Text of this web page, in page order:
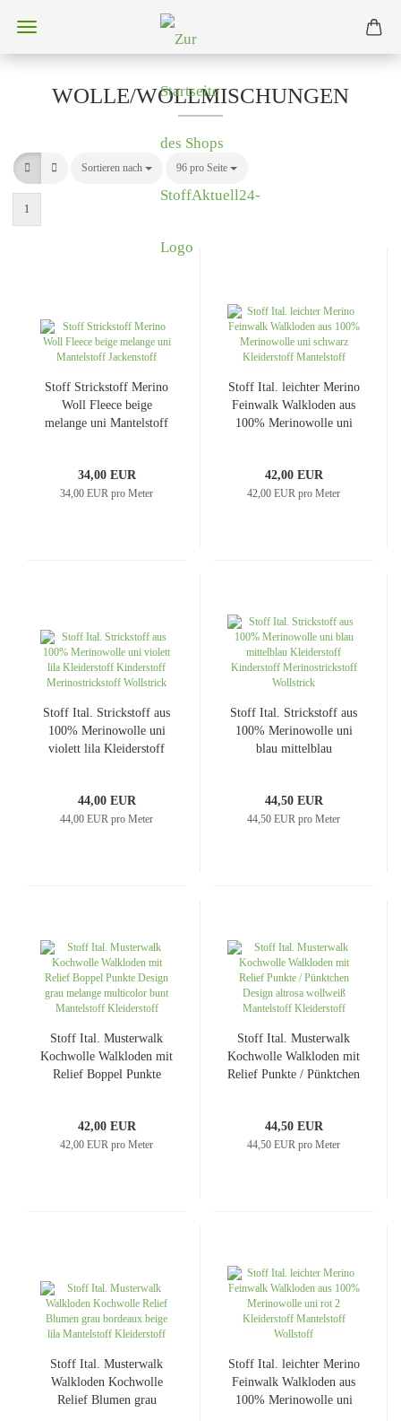
WOLLE/WOLLMISCHUNGEN
Sortieren nach
Sortieren nach 96 pro Seite
pro Seite
1
Stoff Strickstoff Merino
Woll Fleece beige
melange uni Mantelstoff
34,00 EUR
34,00 EUR pro Meter
Stoff Ital. leichter Merino
Feinwalk Walkloden aus
100% Merinowolle uni
42,00 EUR
42,00 EUR pro Meter
Stoff Ital. Strickstoff aus
100% Merinowolle uni
violett lila Kleiderstoff
Wollstrick
44,00 EUR
44,00 EUR pro Meter
Stoff Ital. Strickstoff aus
100% Merinowolle uni
blau mittelblau
Wollstrick
44,50 EUR
44,50 EUR pro Meter
Stoff Ital. Musterwalk
Kochwolle Walkloden mit
Relief Boppel Punkte
Mantelstoff Kleiderstoff
42,00 EUR
42,00 EUR pro Meter
Stoff Ital. Musterwalk
Kochwolle Walkloden mit
Relief Punkte / Pünktchen
44,50 EUR
44,50 EUR pro Meter
Stoff Ital. Musterwalk
Walkloden Kochwolle
Relief Blumen grau
Stoff Ital. leichter Merino
Feinwalk Walkloden aus
100% Merinowolle uni